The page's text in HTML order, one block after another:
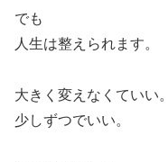
でも
人生は整えられます。
大きく変えなくていい。
少しずつでいい。